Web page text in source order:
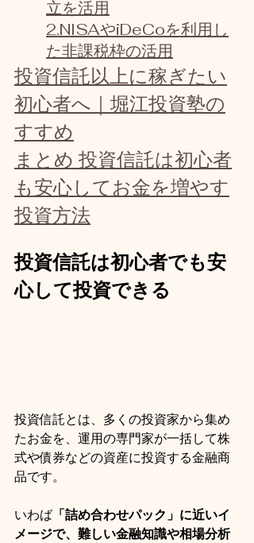
立を活用
2.NISAやiDeCoを利用し
た非課税枠の活用
投資信託以上に稼ぎたい
初心者へ｜堀江投資塾の
すすめ
まとめ 投資信託は初心者
も安心してお金を増やす
投資方法
投資信託は初心者でも安
心して投資できる
投資信託とは、多くの投資家から集め
たお金を、運用の専門家が一括して株
式や債券などの資産に投資する金融商
品です。
いわば 「詰め合わせパック」に近いイ
メージで、難しい金融知識や相場分析